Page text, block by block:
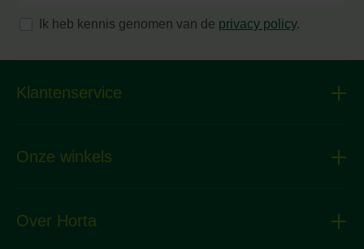
Ik heb kennis genomen van de privacy policy.
Klantenservice
Onze winkels
Over Horta